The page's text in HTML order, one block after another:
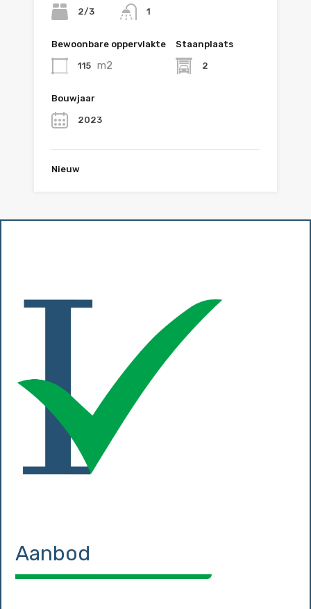
2/3 1
Bewoonbare oppervlakte
115 m2
Staanplaats
2
Bouwjaar
2023
Nieuw
Aanbod